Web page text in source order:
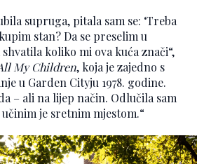
supruga, pitala sam se: ‘Treba
stan? Da se preselim u
koliko mi ova kuća znači“,
My Children, koja je zajedno s
u Garden Cityju 1978. godine.
– ali na lijep način. Odlučila sam
je sretnim mjestom.“